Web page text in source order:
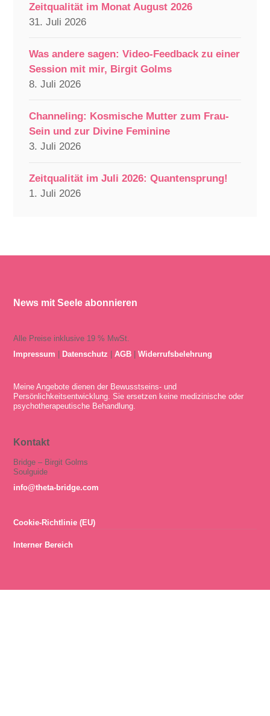
Zeitqualität im Monat August 2026
31. Juli 2026
Was andere sagen: Video-Feedback zu einer
Session mit mir, Birgit Golms
8. Juli 2026
Channeling: Kosmische Mutter zum Frau-
Sein und zur Divine Feminine
3. Juli 2026
Zeitqualität im Juli 2026: Quantensprung!
1. Juli 2026
News mit Seele abonnieren
Alle Preise inklusive 19 % MwSt.
Impressum
Datenschutz |AGB |Widerrufsbelehrung
Meine Angebote dienen der Bewusstseins- und
Persönlichkeitsentwicklung. Sie ersetzen keine medizinische oder
psychotherapeutische Behandlung.
Kontakt
Bridge – Birgit Golms
Soulguide
info@theta-bridge.com
Cookie-Richtlinie (EU)
Interner Bereich